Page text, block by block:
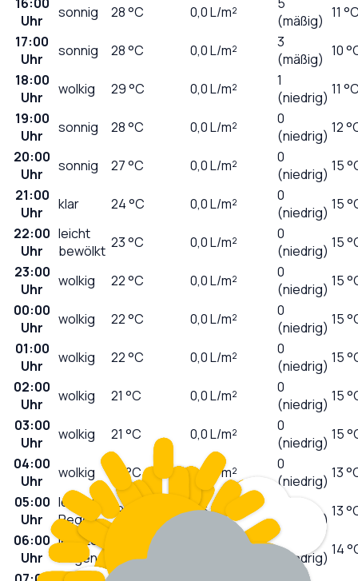
Uhr
sonnig 28°C 0,0L/m²
(mäßig) 11
17:00
Uhr
sonnig 28°C 0,0L/m²
3
(mäßig) 10
18:00
Uhr
wolkig 29°C 0,0L/m²
1
(niedrig) 11
19:00
Uhr
sonnig 28°C 0,0L/m²
0
(niedrig) 12
20:00
Uhr
sonnig 27°C 0,0L/m²
0
(niedrig) 15
21:00
Uhr
klar 24°C 0,0L/m²
0
(niedrig) 15
22:00
Uhr
leicht
bewölkt 23°C 0,0L/m²
0
(niedrig) 15
23:00
Uhr
wolkig 22°C 0,0L/m²
0
(niedrig) 15
00:00
Uhr
wolkig 22°C 0,0L/m²
0
(niedrig) 15
01:00
Uhr
wolkig 22°C 0,0L/m²
0
(niedrig) 15
02:00
Uhr
wolkig 21 °C 0,0L/m²
0
(niedrig) 15
03:00
Uhr
wolkig 21 °C 0,0L/m²
0
(niedrig) 15
04:00
Uhr
wolkig °C 0,0 L/m²
0
(niedrig) 13
05:00
Uhr
leichter
Regen
19°C 0,6L/m²
(niedrig) 13
06:00
Uhr
leichter
Regen
0
(niedrig) 14